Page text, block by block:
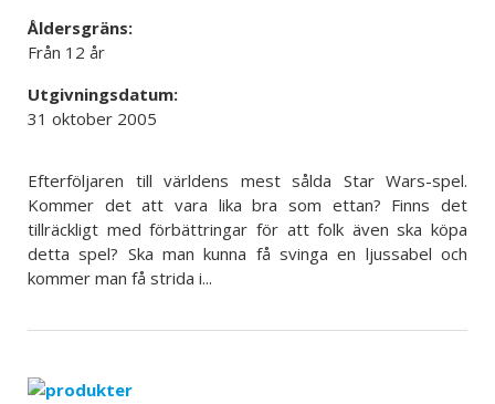
Åldersgräns:
Från 12 år
Utgivningsdatum:
31 oktober 2005
Efterföljaren till världens mest sålda Star Wars-spel.
Kommer det att vara lika bra som ettan? Finns det
tillräckligt med förbättringar för att folk även ska köpa
detta spel? Ska man kunna få svinga en ljussabel och
kommer man få strida i...